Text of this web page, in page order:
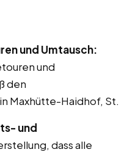
und Umtausch:
und
den
Maxhütte-Haidhof, St.
und
dass alle